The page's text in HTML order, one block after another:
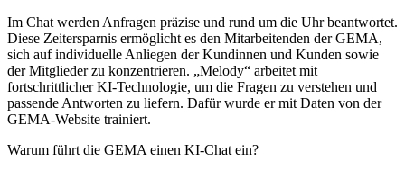
Im Chat werden Anfragen präzise und rund um die Uhr beantwortet.
Diese Zeitersparnis ermöglicht es den Mitarbeitenden der GEMA,
sich auf individuelle Anliegen der Kundinnen und Kunden sowie
der Mitglieder zu konzentrieren. „Melody“ arbeitet mit
fortschrittlicher KI-Technologie, um die Fragen zu verstehen und
passende Antworten zu liefern. Dafür wurde er mit Daten von der
GEMA-Website trainiert.
Warum führt die GEMA einen KI-Chat ein?